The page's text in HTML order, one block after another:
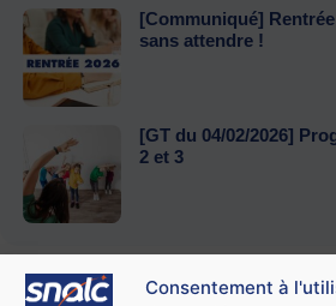
Consentement à
[Communiqué]
sans attendre !
[GT du 04/02/2026]
2 et 3